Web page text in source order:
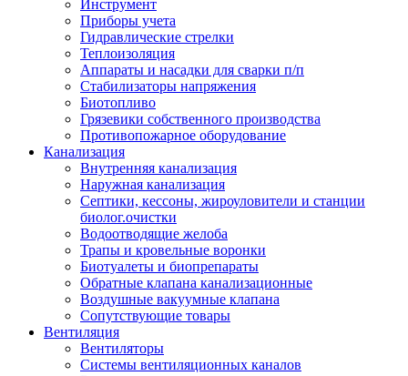
Инструмент
Приборы учета
Гидравлические стрелки
Теплоизоляция
Аппараты и насадки для сварки п/п
Стабилизаторы напряжения
Биотопливо
Грязевики собственного производства
Противопожарное оборудование
Канализация
Внутренняя канализация
Наружная канализация
Септики, кессоны, жироуловители и станции
биолог.очистки
Водоотводящие желоба
Трапы и кровельные воронки
Биотуалеты и биопрепараты
Обратные клапана канализационные
Воздушные вакуумные клапана
Сопутствующие товары
Вентиляция
Вентиляторы
Системы вентиляционных каналов